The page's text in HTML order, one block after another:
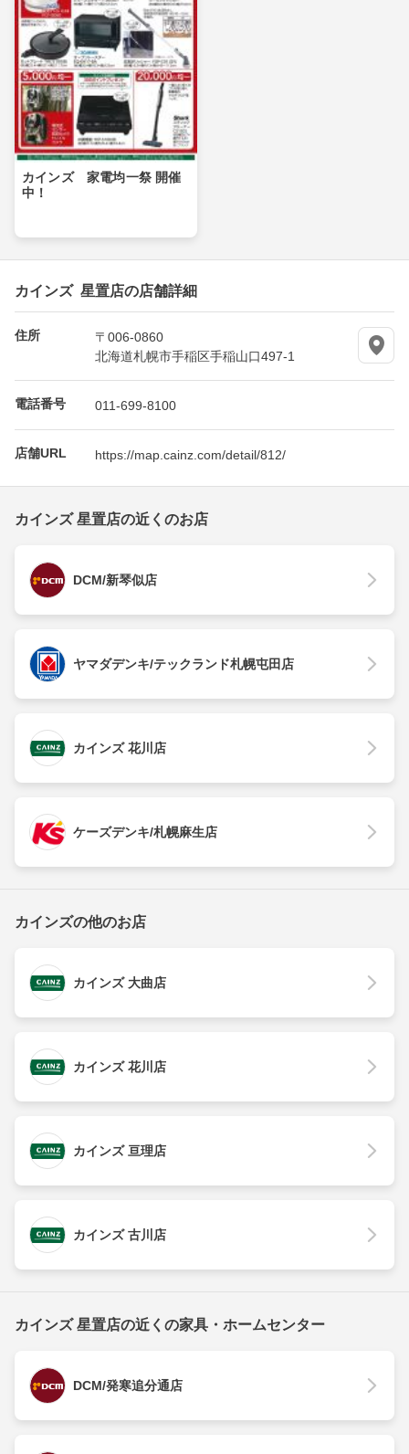
カインズ 家電均一祭 開催
中！
カインズ 星置店の店舗詳細
住所
〒006-0860
北海道札幌市手稲区手稲山口497-1
電話番号 011-699-8100
店舗URL https://map.cainz.com/detail/812/
カインズ 星置店の近くのお店
DCM/新琴似店
ヤマダデンキ/テックランド札幌屯田店
カインズ 花川店
ケーズデンキ/札幌麻生店
カインズの他のお店
カインズ 大曲店
カインズ 花川店
カインズ 亘理店
カインズ 古川店
カインズ 星置店の近くの家具・ホームセンター
DCM/発寒追分通店